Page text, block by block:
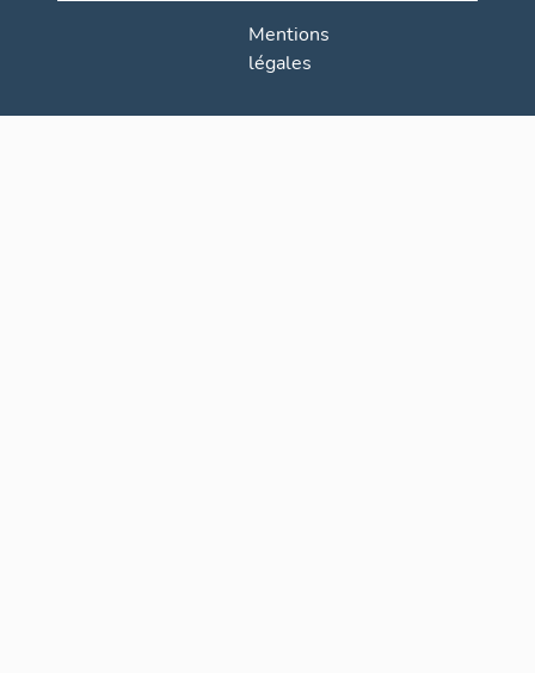
Mentions
légales